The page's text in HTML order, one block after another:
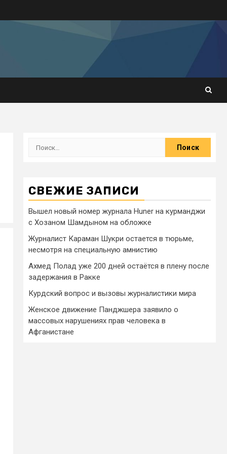
СВЕЖИЕ ЗАПИСИ
Вышел новый номер журнала Huner на курманджи
с Хозаном Шамдыном на обложке
Журналист Караман Шукри остается в тюрьме,
несмотря на специальную амнистию
Ахмед Полад уже 200 дней остаётся в плену после
задержания в Ракке
Курдский вопрос и вызовы журналистики мира
Женское движение Панджшера заявило о
массовых нарушениях прав человека в
Афганистане